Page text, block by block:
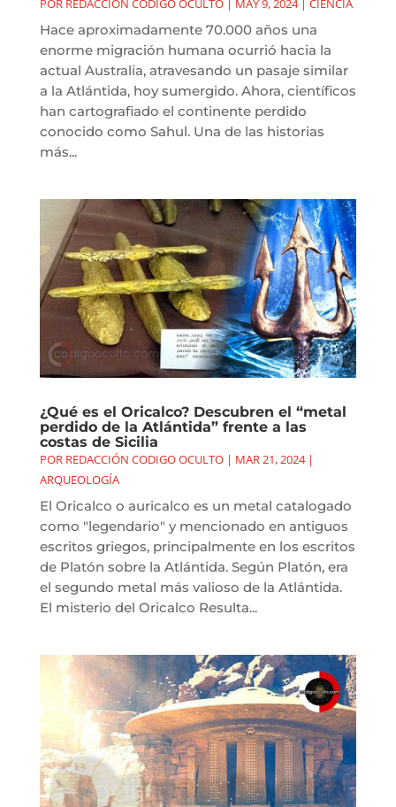
POR REDACCIÓN CODIGO OCULTO| MAY 9, 2024| CIENCIA
Hace aproximadamente 70.000 años una
enorme migración humana ocurrió hacia la
actual Australia, atravesando un pasaje similar
a la Atlántida, hoy sumergido. Ahora, científicos
han cartografiado el continente perdido
conocido como Sahul. Una de las historias
más...
¿Qué es el Oricalco? Descubren el “metal
perdido de la Atlántida” frente a las
costas de Sicilia
POR REDACCIÓN CODIGO OCULTO| MAR 21, 2024|
ARQUEOLOGÍA
El Oricalco o auricalco es un metal catalogado
como "legendario" y mencionado en antiguos
escritos griegos, principalmente en los escritos
de Platón sobre la Atlántida. Según Platón, era
el segundo metal más valioso de la Atlántida.
El misterio del Oricalco Resulta...